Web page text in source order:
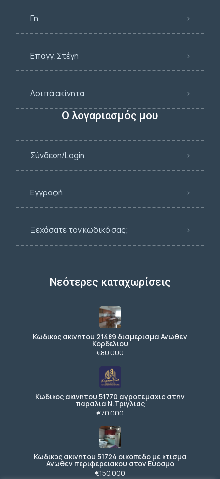
Γη
Επαγγ. Στέγη
Λοιπά ακίνητα
Ο λογαριασμός μου
Σύνδεση/Login
Εγγραφή
Ξεχάσατε τον κωδικό σας;
Νεότερες καταχωρίσεις
Κωδικος ακινητου 21489 διαμερισμα Ανωθεν
Κορδελιου
€80.000
Κωδικος ακινητου 51770 αγροτεμαχιο στην
παραλια Ν.Τριγλιας
€70.000
Κωδικος ακινητου 51724 οικοπεδο με κτισμα
Ανωθεν περιφερειακου στον Ευοσμο
€150.000